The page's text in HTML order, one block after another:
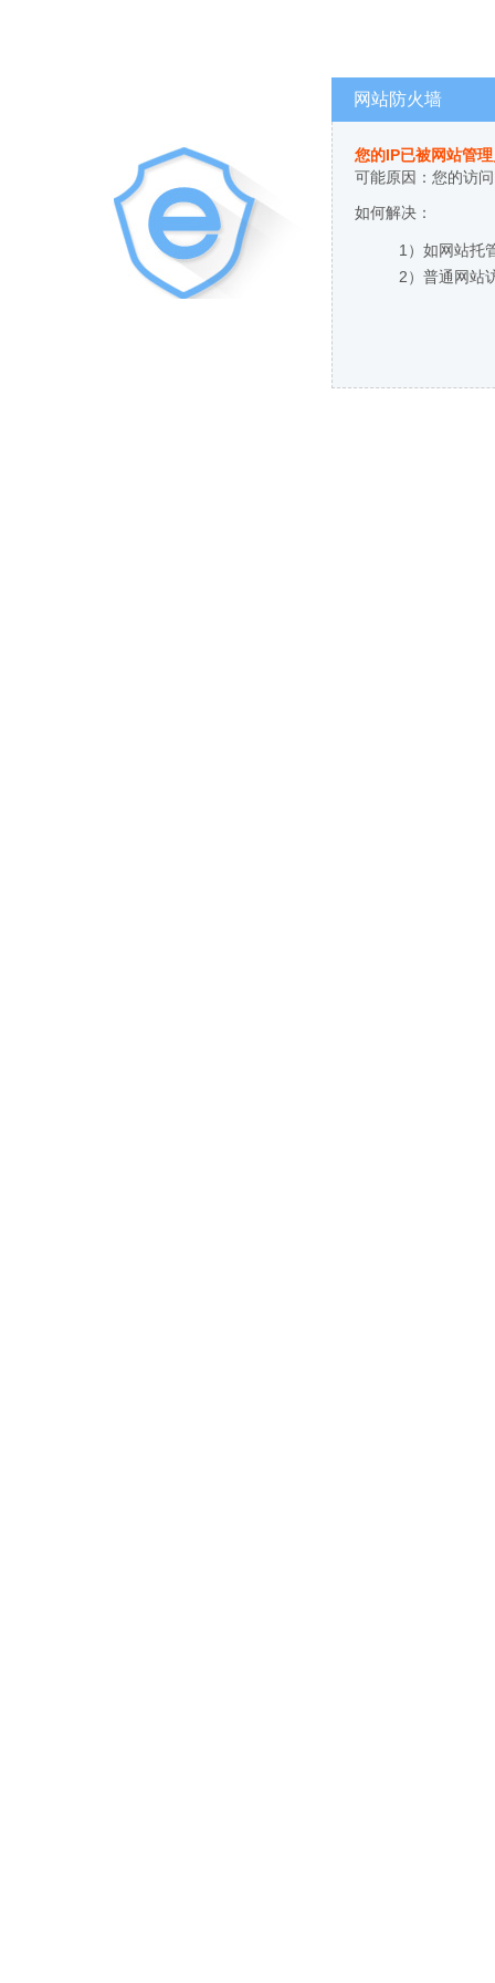
网站防火墙
您的IP已被网站管
可能原因：您的访
如何解决：
1）如网站托
2）普通网站